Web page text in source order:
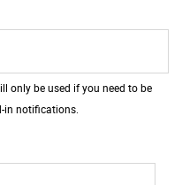
only be used if you need to be
in notifications.